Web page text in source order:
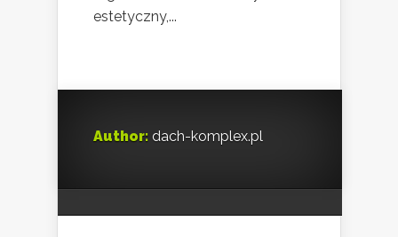
estetyczny,...
Author: dach-komplex.pl